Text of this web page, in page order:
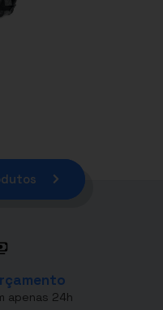
apenas 24h